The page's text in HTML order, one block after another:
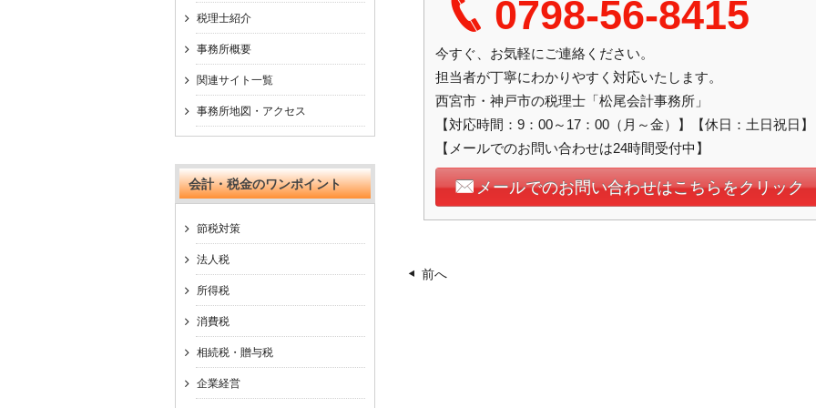
0798-56-8415
今すぐ、お気軽にご連絡ください。
担当者が丁寧にわかりやすく対応いたします。
西宮市・神戸市の税理士「松尾会計事務所」
【対応時間：9：00～17：00（月～金）】【休日：土日祝日】
【メールでのお問い合わせは24時間受付中】
メールでのお問い合わせはこちらをクリック
前へ
税理士紹介
事務所概要
関連サイト一覧
事務所地図・アクセス
会計・税金のワンポイント
節税対策
法人税
所得税
消費税
相続税・贈与税
企業経営